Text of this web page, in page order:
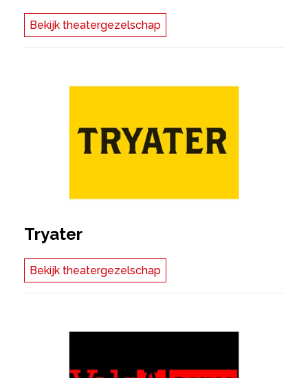
Bekijk theatergezelschap
Tryater
Bekijk theatergezelschap